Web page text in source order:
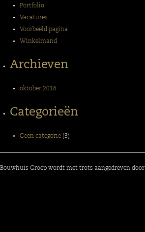
Portfolio
Vacatures
Voorbeeld pagina
Winkelmand
Archieven
oktober 2016
Categorieën
Geen categorie (3)
Bouwhuis Groep wordt met trots aangedreven door